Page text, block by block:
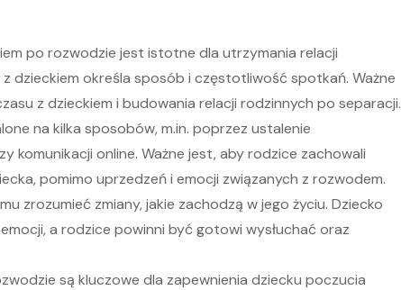
po rozwodzie jest istotne dla utrzymania relacji
dzieckiem określa sposób i częstotliwość spotkań. Ważne
z dzieckiem i budowania relacji rodzinnych po separacji.
na kilka sposobów, m.in. poprzez ustalenie
online. Ważne jest, aby rodzice zachowali
pomimo uprzedzeń i emocji związanych z rozwodem.
zrozumieć zmiany, jakie zachodzą w jego życiu. Dziecko
a rodzice powinni być gotowi wysłuchać oraz
są kluczowe dla zapewnienia dziecku poczucia